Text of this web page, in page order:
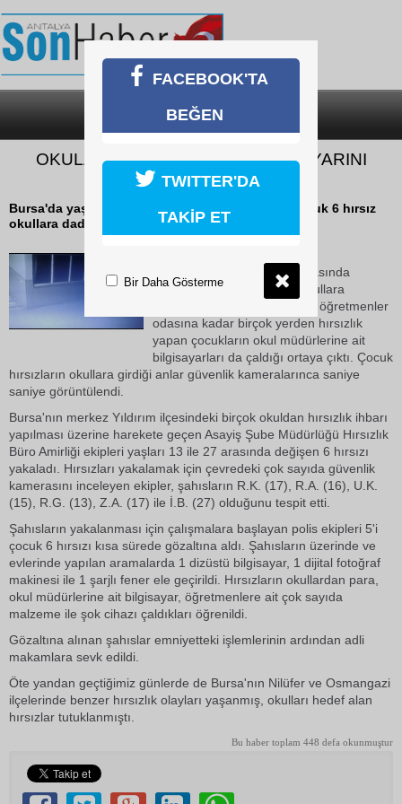
SON DAKİKA
OKULA GİRİP MÜDÜRÜN BİLGİSAYARINI
ÇALDILAR
Bursa'da yaşları 13 ile 27 arasında değişen 5'i çocuk 6 hırsız
okullara dadandı.
Bursa'da yaşları 13 ile 27 arasında
değişen 5'i çocuk 6 hırsız okullara
dadandı. Okul kantinlerinden öğretmenler
odasına kadar birçok yerden hırsızlık
yapan çocukların okul müdürlerine ait
bilgisayarları da çaldığı ortaya çıktı. Çocuk
hırsızların okullara girdiği anlar güvenlik kameralarınca saniye
saniye görüntülendi.
Bursa'nın merkez Yıldırım ilçesindeki birçok okuldan hırsızlık ihbarı
yapılması üzerine harekete geçen Asayiş Şube Müdürlüğü Hırsızlık
Büro Amirliği ekipleri yaşları 13 ile 27 arasında değişen 6 hırsızı
yakaladı. Hırsızları yakalamak için çevredeki çok sayıda güvenlik
kamerasını inceleyen ekipler, şahısların R.K. (17), R.A. (16), U.K.
(15), R.G. (13), Z.A. (17) ile İ.B. (27) olduğunu tespit etti.
Şahısların yakalanması için çalışmalara başlayan polis ekipleri 5'i
çocuk 6 hırsızı kısa sürede gözaltına aldı. Şahısların üzerinde ve
evlerinde yapılan aramalarda 1 dizüstü bilgisayar, 1 dijital fotoğraf
makinesi ile 1 şarjlı fener ele geçirildi. Hırsızların okullardan para,
okul müdürlerine ait bilgisayar, öğretmenlere ait çok sayıda
malzeme ile şok cihazı çaldıkları öğrenildi.
Gözaltına alınan şahıslar emniyetteki işlemlerinin ardından adli
makamlara sevk edildi.
Öte yandan geçtiğimiz günlerde de Bursa'nın Nilüfer ve Osmangazi
ilçelerinde benzer hırsızlık olayları yaşanmış, okulları hedef alan
hırsızlar tutuklanmıştı.
Bu haber toplam 448 defa okunmuştur
FACEBOOK'TA
BEĞEN
TWITTER'DA
TAKİP ET
Bir Daha Gösterme